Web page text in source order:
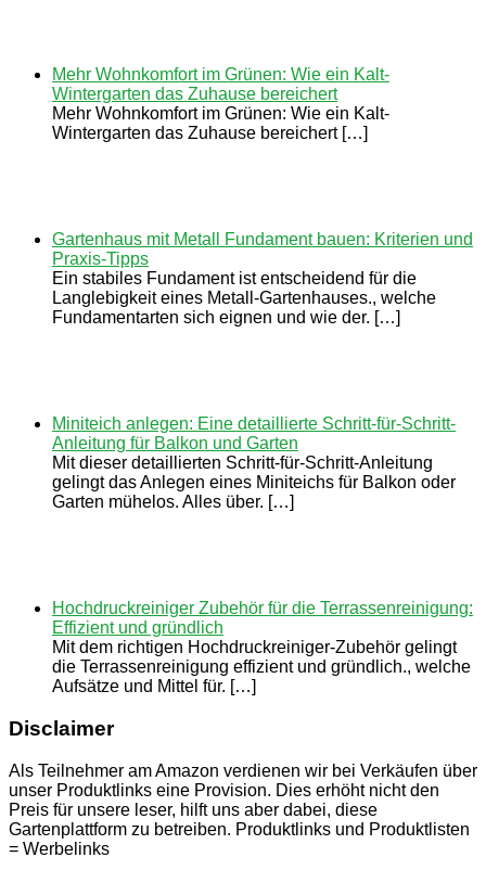
Mehr Wohnkomfort im Grünen: Wie ein Kalt-
Wintergarten das Zuhause bereichert
Mehr Wohnkomfort im Grünen: Wie ein Kalt-
Wintergarten das Zuhause bereichert […]
Gartenhaus mit Metall Fundament bauen: Kriterien und
Praxis-Tipps
Ein stabiles Fundament ist entscheidend für die
Langlebigkeit eines Metall-Gartenhauses., welche
Fundamentarten sich eignen und wie der. […]
Miniteich anlegen: Eine detaillierte Schritt-für-Schritt-
Anleitung für Balkon und Garten
Mit dieser detaillierten Schritt-für-Schritt-Anleitung
gelingt das Anlegen eines Miniteichs für Balkon oder
Garten mühelos. Alles über. […]
Hochdruckreiniger Zubehör für die Terrassenreinigung:
Effizient und gründlich
Mit dem richtigen Hochdruckreiniger-Zubehör gelingt
die Terrassenreinigung effizient und gründlich., welche
Aufsätze und Mittel für. […]
Disclaimer
Als Teilnehmer am Amazon verdienen wir bei Verkäufen über
unser Produktlinks eine Provision. Dies erhöht nicht den
Preis für unsere leser, hilft uns aber dabei, diese
Gartenplattform zu betreiben. Produktlinks und Produktlisten
= Werbelinks